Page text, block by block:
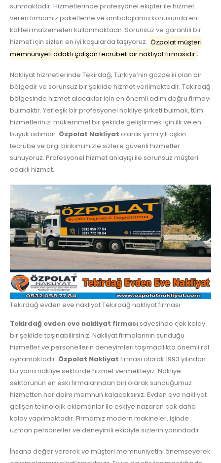
sunmaktadır. Hizmetlerinde profesyonel ekipler ile hizmet
veren firmamız paketleme ve ambalajlama konusunda en
kaliteli malzemeleri kullanmaktadır. Sorunsuz ve garantili bir
hizmet için sizleri en iyi koşularda taşıyoruz. Özpolat müşteri
memnuniyeti odaklı çalışan tecrübeli bir nakliyat firmasıdır .
Nakliyat hizmetlerinde Tekirdağ, Türkiye’nin gözde ili olan bir
bölgedir ve sorunsuz bir şekilde hizmet verilmektedir. Tekirdağ
bölgesinde hizmet alacaklar için en önemli adım doğru firmayı
bulmaktır. Yerleşik bir profesyonel nakliye şirketi bulmak, tüm
hizmetlerinizi mükemmel bir şekilde geliştirmek için ilk ve en
büyük adımdır. Özpolat Nakliyat olarak yirmi yılı aşkın
tecrübe ve bilgi birikimimizle sizlere güvenli hizmetler
sunuyoruz. Profesyonel hizmet anlayışı ile sorunsuz müşteri
odaklı hizmet.
Tekirdağ evden eve nakliyat Tekirdağ nakliyat firması
Tekirdağ evden eve nakliyat firması sayesinde çok kolay
bir şekilde taşınabilirsiniz. Nakliyat firmalarının sunduğu
hizmetler ve personellerin deneyimleri taşımacılıkta önemli rol
oynamaktadır. Özpolat Nakliyat firması olarak 1993 yılından
bu yana nakliye sektörde hizmet vermekteyiz. Nakliye
sektörünün en eski firmalarından biri olarak sunduğumuz
hizmetten her daim memnun kalacaksınız. Evden eve nakliyat
gelişen teknolojik ekipmanlar ile eskiye nazaran çok daha
kolay yapılmaktadır. Firmamız modern makineler, işinde
uzman personeller ve deneyimli ekibiyle sizlerin yanındadır.
İnsana değer vererek ve müşteri memnuniyetini önemseyerek